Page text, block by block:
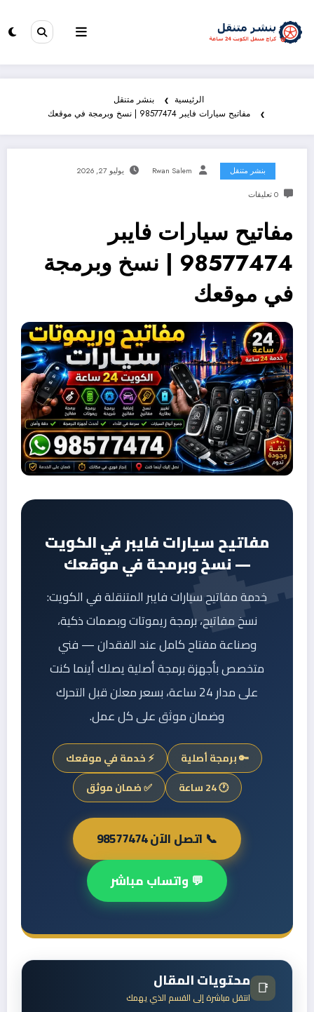
الرئيسية
بنشر متنقل
مفاتيح سيارات فايبر 98577474 | نسخ وبرمجة في موقعك
بنشر متنقل Rwan Salem يوليو 27, 2026
0 تعليقات
مفاتيح سيارات فايبر
98577474 | نسخ وبرمجة
في موقعك
مفاتيح سيارات فايبر في الكويت
— نسخ وبرمجة في موقعك
خدمة مفاتيح سيارات فايبر المتنقلة في الكويت:
نسخ مفاتيح، برمجة ريموتات وبصمات ذكية،
وصناعة مفتاح كامل عند الفقدان — فني
متخصص بأجهزة برمجة أصلية يصلك أينما كنت
على مدار 24 ساعة، بسعر معلن قبل التحرك
وضمان موثق على كل عمل.
🔑 برمجة أصلية
⚡ خدمة في موقعك
🕐 24 ساعة
✅ ضمان موثق
📞 اتصل الآن 98577474
💬 واتساب مباشر
📑 محتويات المقال
انتقل مباشرة إلى القسم الذي يهمك